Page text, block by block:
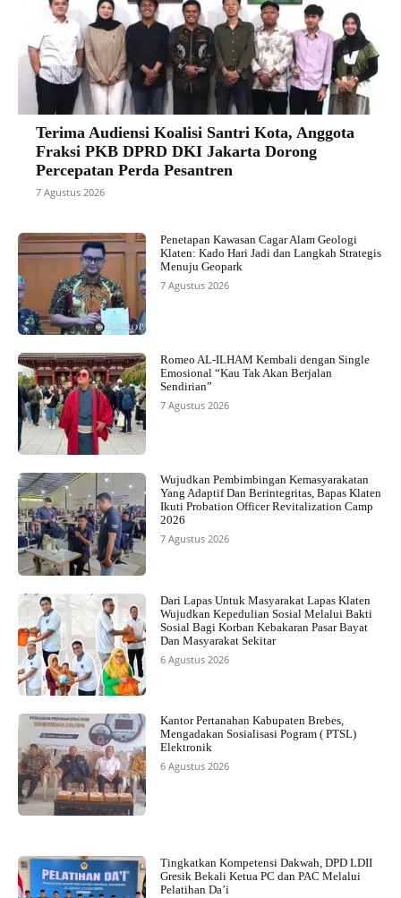
Terima Audiensi Koalisi Santri Kota, Anggota
Fraksi PKB DPRD DKI Jakarta Dorong
Percepatan Perda Pesantren
7 Agustus 2026
Penetapan Kawasan Cagar Alam Geologi
Klaten: Kado Hari Jadi dan Langkah Strategis
Menuju Geopark
7 Agustus 2026
Romeo AL-ILHAM Kembali dengan Single
Emosional “Kau Tak Akan Berjalan
Sendirian”
7 Agustus 2026
Wujudkan Pembimbingan Kemasyarakatan
Yang Adaptif Dan Berintegritas, Bapas Klaten
Ikuti Probation Officer Revitalization Camp
2026
7 Agustus 2026
Dari Lapas Untuk Masyarakat Lapas Klaten
Wujudkan Kepedulian Sosial Melalui Bakti
Sosial Bagi Korban Kebakaran Pasar Bayat
Dan Masyarakat Sekitar
6 Agustus 2026
Kantor Pertanahan Kabupaten Brebes,
Mengadakan Sosialisasi Pogram ( PTSL)
Elektronik
6 Agustus 2026
Tingkatkan Kompetensi Dakwah, DPD LDII
Gresik Bekali Ketua PC dan PAC Melalui
Pelatihan Da’i